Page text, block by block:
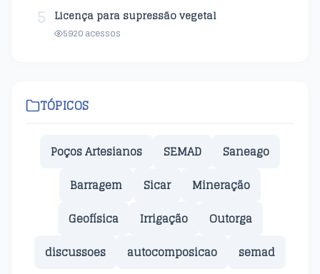
5 Licença para supressão vegetal
5920 acessos
TÓPICOS
Poços Artesianos SEMAD
Saneago
Barragem
Sicar
Mineração
Geofísica
Irrigação
Outorga
discussoes
autocomposicao semad